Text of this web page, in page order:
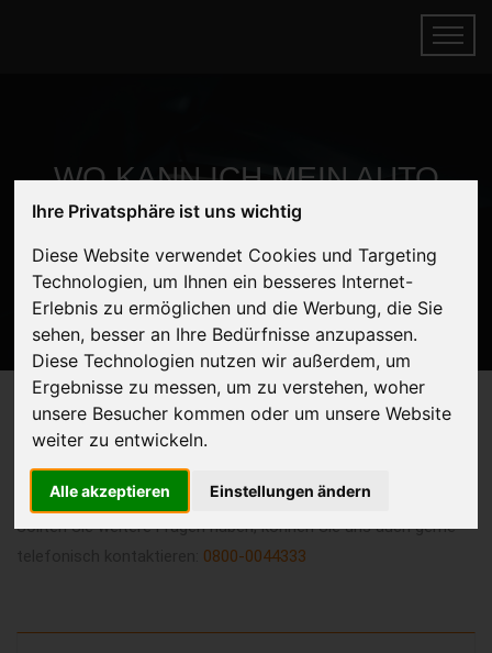
Ihre Privatsphäre ist uns wichtig
Diese Website verwendet Cookies und Targeting
Technologien, um Ihnen ein besseres Internet-
Erlebnis zu ermöglichen und die Werbung, die Sie
sehen, besser an Ihre Bedürfnisse anzupassen.
Diese Technologien nutzen wir außerdem, um
Ergebnisse zu messen, um zu verstehen, woher
unsere Besucher kommen oder um unsere Website
weiter zu entwickeln.
Alle akzeptieren Einstellungen ändern
WO KANN ICH MEIN AUTO
ÜBERGEBEN?
Startseite Fragen
Sollten Sie weitere Fragen haben, können Sie uns auch gerne
0800-0044333